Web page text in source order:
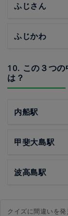
ふじさん
ふじかわ
10. この３つ
は？
内船駅
甲斐大島駅
波高島駅
クイズに間違いを